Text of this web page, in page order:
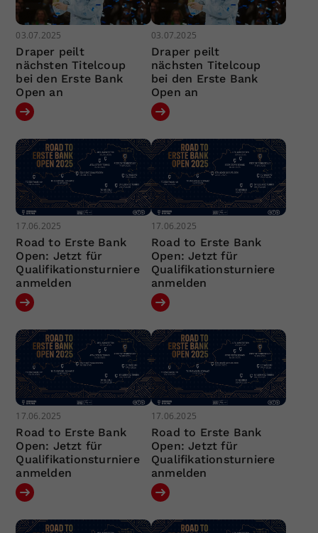
03.07.2025
Draper peilt
nächsten Titelcoup
bei den Erste Bank
Open an
03.07.2025
Draper peilt
nächsten Titelcoup
bei den Erste Bank
Open an
17.06.2025
Road to Erste Bank
Open: Jetzt für
Qualifikationsturniere
anmelden
17.06.2025
Road to Erste Bank
Open: Jetzt für
Qualifikationsturniere
anmelden
17.06.2025
Road to Erste Bank
Open: Jetzt für
Qualifikationsturniere
anmelden
17.06.2025
Road to Erste Bank
Open: Jetzt für
Qualifikationsturniere
anmelden